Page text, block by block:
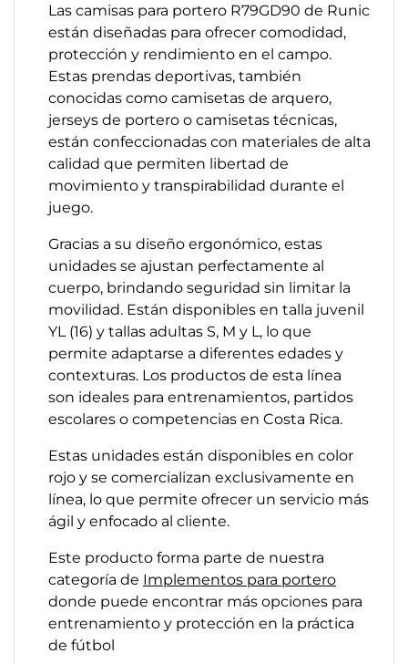
Las camisas para portero R79GD90 de Runic
están diseñadas para ofrecer comodidad,
protección y rendimiento en el campo.
Estas prendas deportivas, también
conocidas como camisetas de arquero,
jerseys de portero o camisetas técnicas,
están confeccionadas con materiales de alta
calidad que permiten libertad de
movimiento y transpirabilidad durante el
juego.
Gracias a su diseño ergonómico, estas
unidades se ajustan perfectamente al
cuerpo, brindando seguridad sin limitar la
movilidad. Están disponibles en talla juvenil
YL (16) y tallas adultas S, M y L, lo que
permite adaptarse a diferentes edades y
contexturas. Los productos de esta línea
son ideales para entrenamientos, partidos
escolares o competencias en Costa Rica.
Estas unidades están disponibles en color
rojo y se comercializan exclusivamente en
línea, lo que permite ofrecer un servicio más
ágil y enfocado al cliente.
Este producto forma parte de nuestra
categoría de Implementos para portero
donde puede encontrar más opciones para
entrenamiento y protección en la práctica
de fútbol